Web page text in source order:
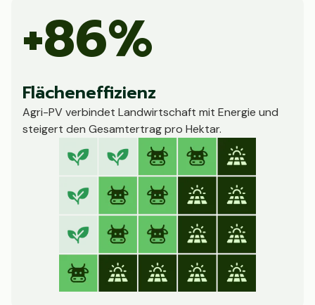
+86%
Flächeneffizienz
Agri-PV verbindet Landwirtschaft mit Energie und
steigert den Gesamtertrag pro Hektar.